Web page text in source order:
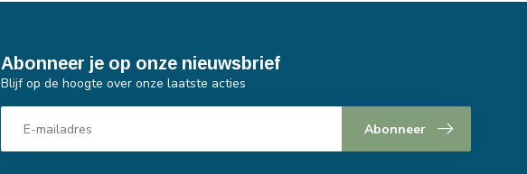
Abonneer je op onze nieuwsbrief
Blijf op de hoogte over onze laatste acties
Abonneer